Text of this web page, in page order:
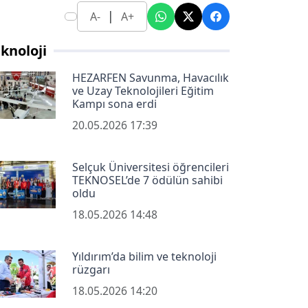
A- | A+
HEZARFEN Savunma, Havacılık
ve Uzay Teknolojileri Eğitim
Kampı sona erdi
20.05.2026 17:39
Selçuk Üniversitesi öğrencileri
TEKNOSEL’de 7 ödülün sahibi
oldu
18.05.2026 14:48
Yıldırım’da bilim ve teknoloji
rüzgarı
18.05.2026 14:20